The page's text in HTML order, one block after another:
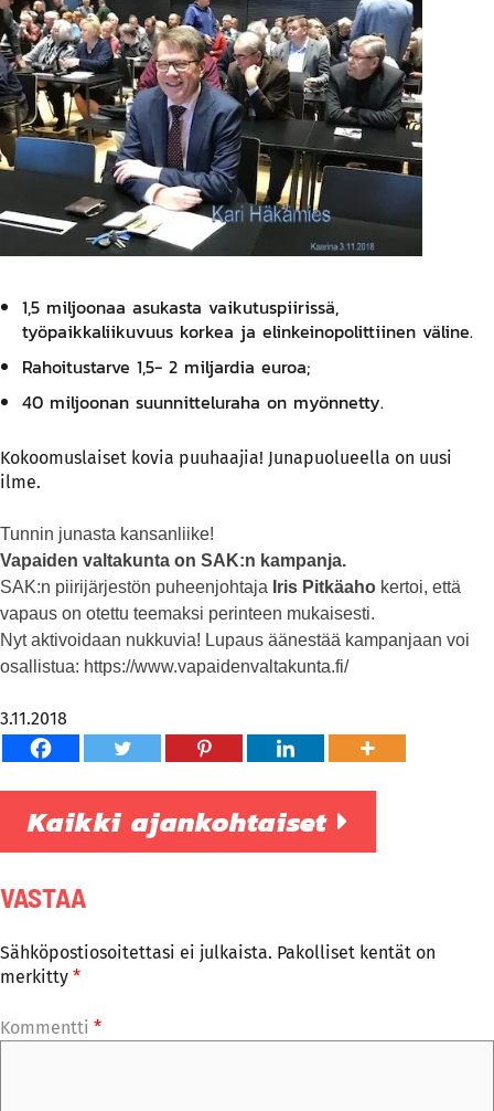
1,5 miljoonaa asukasta vaikutuspiirissä,
työpaikkaliikuvuus korkea ja elinkeinopolittiinen väline.
Rahoitustarve 1,5- 2 miljardia euroa;
40 miljoonan suunnitteluraha on myönnetty.
Kokoomuslaiset kovia puuhaajia! Junapuolueella on uusi
ilme.
Tunnin junasta kansanliike!
Vapaiden valtakunta on SAK:n kampanja.
SAK:n piirijärjestön puheenjohtaja Iris Pitkäaho kertoi, että
vapaus on otettu teemaksi perinteen mukaisesti.
Nyt aktivoidaan nukkuvia! Lupaus äänestää kampanjaan voi
osallistua: https://www.vapaidenvaltakunta.fi/
3.11.2018
Kaikki ajankohtaiset
VASTAA
Sähköpostiosoitettasi ei julkaista. Pakolliset kentät on
merkitty *
Kommentti *